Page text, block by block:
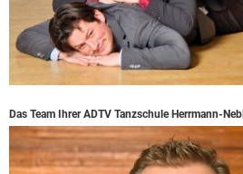
Das Team Ihrer ADTV Tanzschule Herrmann-Nebl